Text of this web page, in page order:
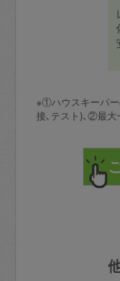
※①ハウスキーパー
接､テスト)､②最大